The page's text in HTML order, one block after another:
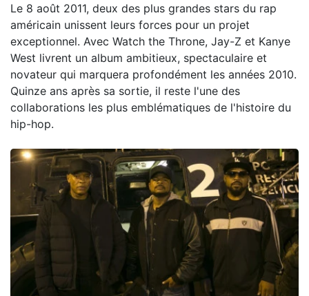
Le 8 août 2011, deux des plus grandes stars du rap
américain unissent leurs forces pour un projet
exceptionnel. Avec Watch the Throne, Jay-Z et Kanye
West livrent un album ambitieux, spectaculaire et
novateur qui marquera profondément les années 2010.
Quinze ans après sa sortie, il reste l'une des
collaborations les plus emblématiques de l'histoire du
hip-hop.